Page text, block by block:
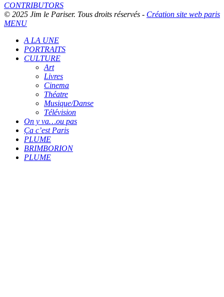
CONTRIBUTORS
© 2025 Jim le Pariser. Tous droits réservés - Création site web paris
MENU
A LA UNE
PORTRAITS
CULTURE
Art
Livres
Cinema
Théatre
Musique/Danse
Télévision
On y va…ou pas
Ça c’est Paris
PLUME
BRIMBORION
PLUME